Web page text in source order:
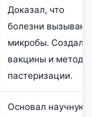
Доказал, что
болезни вызывают
микробы. Создал
вакцины и метод
пастеризации.
Основал научную